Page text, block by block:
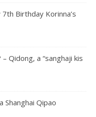
Birthday Korinna’s
Qidong, a “sanghaji kis
Shanghai Qipao